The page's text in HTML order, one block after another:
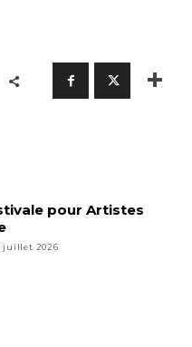
pour Artistes
juillet 2026